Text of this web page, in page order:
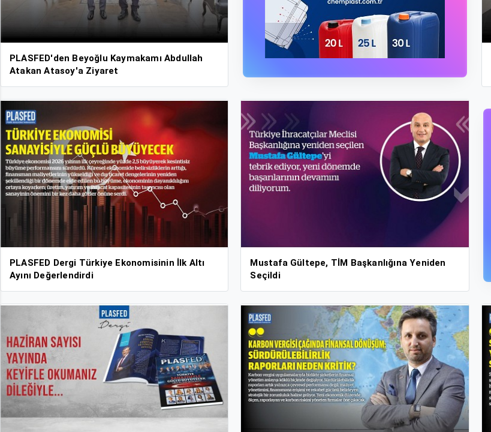
PLASFED'den Beyoğlu Kaymakamı Abdullah
Atakan Atasoy'a Ziyaret
PLASFED Dergi Türkiye Ekonomisinin İlk Altı
Ayını Değerlendirdi
Mustafa Gültepe, TİM Başkanlığına Yeniden
Seçildi